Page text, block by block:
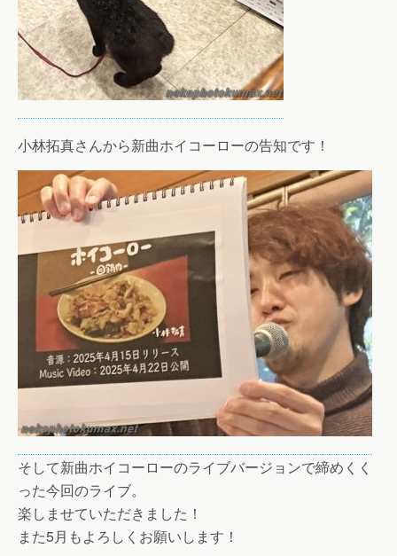
小林拓真さんから新曲ホイコーローの告知です！
そして新曲ホイコーローのライブバージョンで締めくく
った今回のライブ。
楽しませていただきました！
また5月もよろしくお願いします！